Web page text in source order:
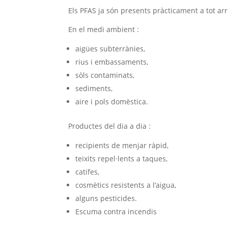
Els PFAS ja són presents pràcticament a tot
En el medi ambient :
aigües subterrànies,
rius i embassaments,
sòls contaminats,
sediments,
aire i pols domèstica.
Productes del dia a dia :
recipients de menjar ràpid,
teixits repel·lents a taques,
catifes,
cosmètics resistents a l’aigua,
alguns pesticides.
Escuma contra incendis